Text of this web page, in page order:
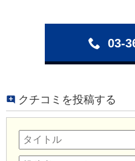
03-
クチコミを投稿する